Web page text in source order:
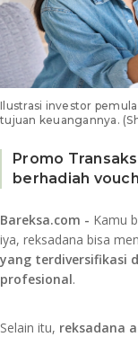
Ilustrasi investor
tujuan keuangannya.
Promo
berhadiah
Bareksa.com - Kamu
iya, reksadana bisa
yang terdiversifikasi
profesional.
Selain itu, reksadana